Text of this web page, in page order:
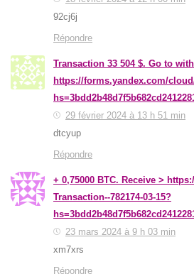
92cj6j
Répondre
Transaction 33 504 $. Gо tо
https://forms.yandex.com/
29 février 2024 à 13 h 51 min
dtcyup
Répondre
+ 0,75000 ВТС. Receive >
Transaction--782174-03-15?
23 mars 2024 à 9 h 03 min
xm7xrs
Répondre